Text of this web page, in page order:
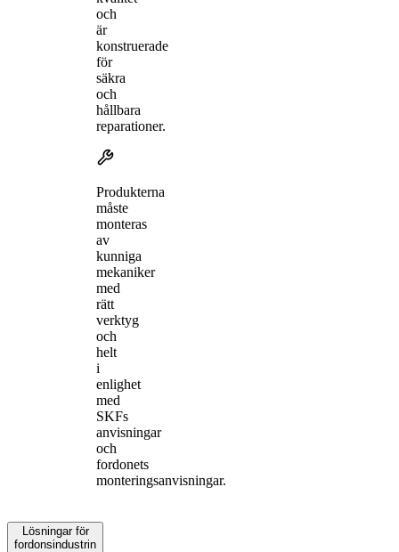
och
är
konstruerade
för
säkra
och
hållbara
reparationer.
Produkterna
måste
monteras
av
kunniga
mekaniker
med
rätt
verktyg
och
helt
i
enlighet
med
SKFs
anvisningar
och
fordonets
monteringsanvisningar.
Lösningar för
fordonsindustrin